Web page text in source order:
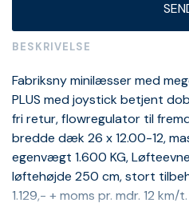
BESKRIVELSE
Fabriksny minilæsser med
PLUS med joystick betjent
fri retur, flowregulator til
bredde dæk 26 x 12.00-12,
egenvægt 1.600 KG,
løftehøjde 250 cm, stort
1.129,- + moms pr. mdr. 12 km/t.